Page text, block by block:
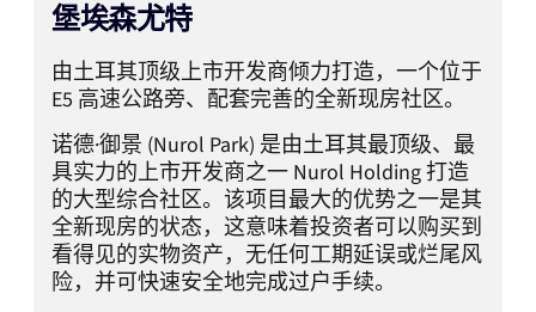
堡埃森尤特
由土耳其顶级上市开发商倾力打造，一个位于
E5 高速公路旁、配套完善的全新现房社区。
诺德·御景 (Nurol Park) 是由土耳其最顶级、最
具实力的上市开发商之一 Nurol Holding 打造
的大型综合社区。该项目最大的优势之一是其
全新现房的状态，这意味着投资者可以购买到
看得见的实物资产，无任何工期延误或烂尾风
险，并可快速安全地完成过户手续。